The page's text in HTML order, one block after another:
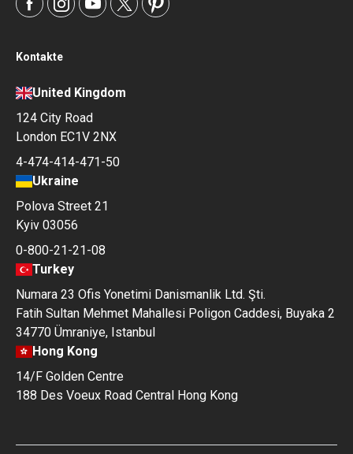
Kontakte
United Kingdom
124 City Road
London EC1V 2NX
4-474-414-471-50
Ukraine
Polova Street 21
Kyiv 03056
0-800-21-21-08
Turkey
Numara 23 Ofis Yonetimi Danismanlik Ltd. Şti.
Fatih Sultan Mehmet Mahallesi Poligon Caddesi, Buyaka 2
34770 Ümraniye, Istanbul
Hong Kong
14/F Golden Centre
188 Des Voeux Road Central Hong Kong